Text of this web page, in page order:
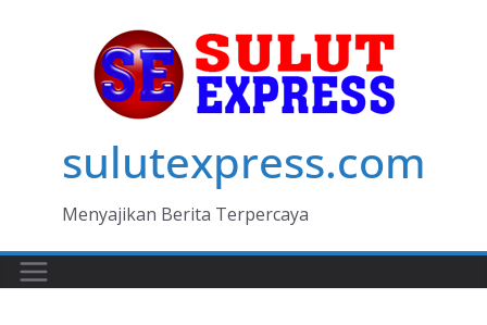
sulutexpress.com
Menyajikan Berita Terpercaya